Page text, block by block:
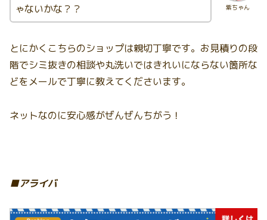
紫ちゃん
ゃないかな？？
とにかくこちらのショップは親切丁寧です。お見積りの段
階でシミ抜きの相談や丸洗いではきれいにならない箇所な
どをメールで丁寧に教えてくださいます。
ネットなのに安心感がぜんぜんちがう！
■アライバ